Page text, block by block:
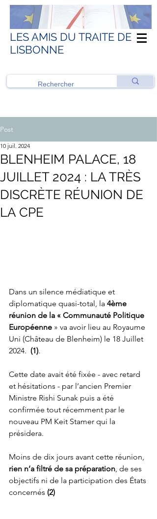
LES AMIS DU TRAITE DE
LISBONNE
Post
BLENHEIM PALACE, 18
JUILLET 2024 : LA TRÈS
DISCRÈTE RÉUNION DE
LA CPE
10 juil. 2024
Dans un silence médiatique et
diplomatique quasi-total, la 4ème
réunion de la « Communauté Politique
Européenne » va avoir lieu au Royaume
Uni (Château de Blenheim) le 18 Juillet
2024. (1).
Cette date avait été fixée - avec retard
et hésitations - par l’ancien Premier
Ministre Rishi Sunak puis a été
confirmée tout récemment par le
nouveau PM Keit Stamer qui la
présidera.
Moins de dix jours avant cette réunion,
rien n’a filtré de sa préparation , de ses
objectifs ni de la participation des États
concernés (2)